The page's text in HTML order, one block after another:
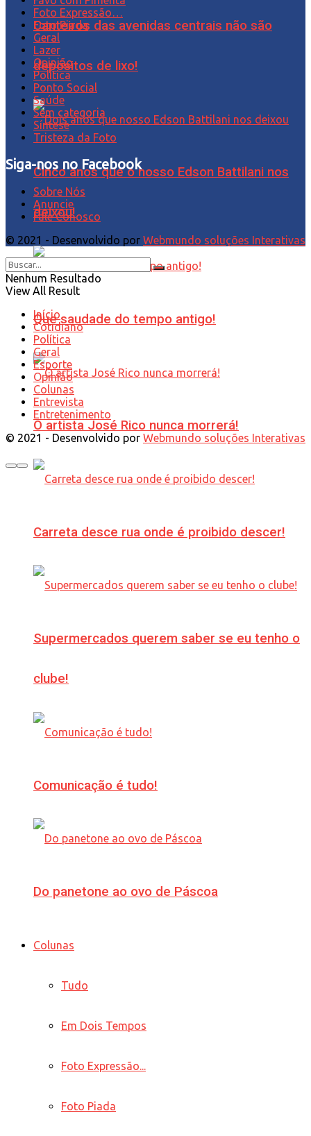
Canteiros das avenidas centrais não são
depósitos de lixo!
Cinco anos que o nosso Edson Battilani nos
deixou!
Que saudade do tempo antigo!
O artista José Rico nunca morrerá!
Carreta desce rua onde é proibido descer!
Supermercados querem saber se eu tenho o
clube!
Comunicação é tudo!
Do panetone ao ovo de Páscoa
Colunas
Tudo
Em Dois Tempos
Foto Expressão...
Foto Piada
Foto Expressão…
Foto Piada
Geral
Lazer
Opinião
Política
Ponto Social
Saúde
Sem categoria
Síntese
Tristeza da Foto
Siga-nos no Facebook
Sobre Nós
Anuncie
Fale Conosco
© 2021 - Desenvolvido por Webmundo soluções Interativas
Nenhum Resultado
View All Result
Início
Cotidiano
Política
Geral
Esporte
Opinião
Colunas
Entrevista
Entretenimento
© 2021 - Desenvolvido por Webmundo soluções Interativas